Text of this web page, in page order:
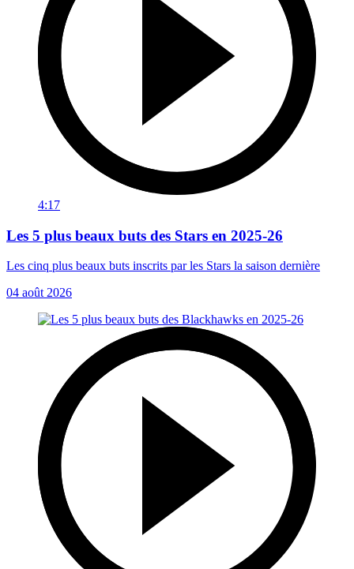
4:17
Les 5 plus beaux buts des Stars en 2025-26
Les cinq plus beaux buts inscrits par les Stars la saison dernière
04 août 2026